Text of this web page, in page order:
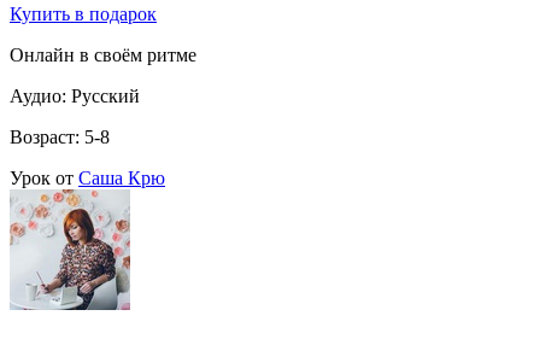
Купить в подарок
Онлайн в своём ритме
Аудио: Русский
Возраст: 5-8
Урок от Саша Крю